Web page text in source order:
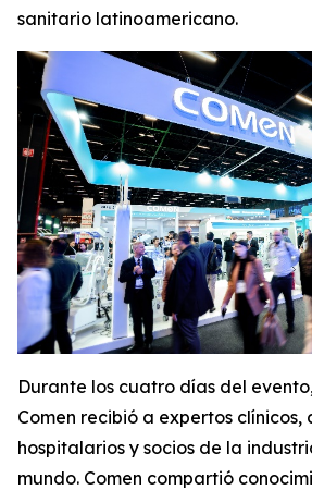
sanitario latinoamericano.
Durante los cuatro días del
Comen recibió a expertos
hospitalarios y socios de la
mundo. Comen compartió